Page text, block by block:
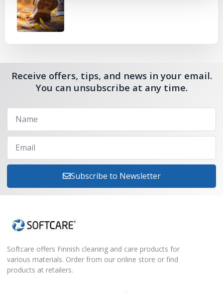
Receive offers, tips, and news in your email.
You can unsubscribe at any time.
Subscribe to Newsletter
Softcare offers Finnish cleaning and care products for
various materials. Order from our online store or find
products at retailers.